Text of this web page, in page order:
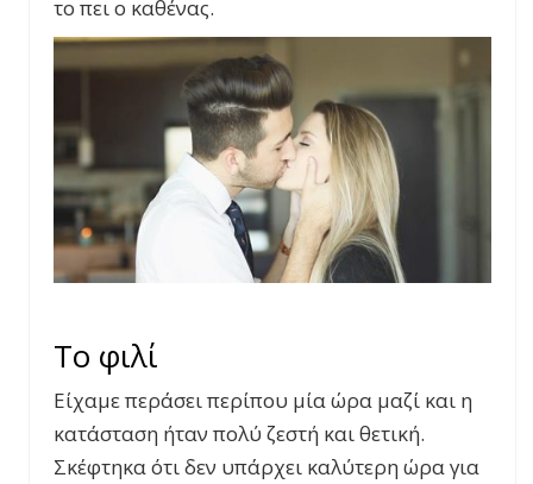
το πει ο καθένας.
Το φιλί
Είχαμε περάσει περίπου μία ώρα μαζί και η
κατάσταση ήταν πολύ ζεστή και θετική.
Σκέφτηκα ότι δεν υπάρχει καλύτερη ώρα για